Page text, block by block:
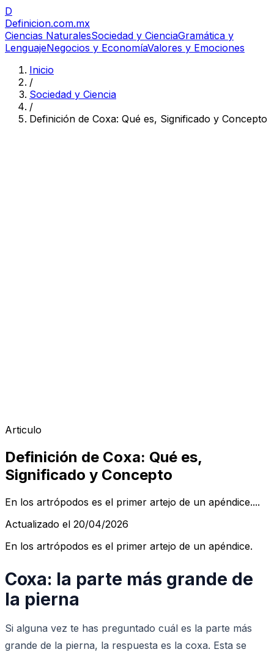
D
Definicion.com.mx
Ciencias NaturalesSociedad y CienciaGramática y
LenguajeNegocios y EconomíaValores y Emociones
Inicio
/
Sociedad y Ciencia
/
Definición de Coxa: Qué es, Significado y Concepto
Articulo
Definición de Coxa: Qué es,
Significado y Concepto
En los artrópodos es el primer artejo de un apéndice....
Actualizado el 20/04/2026
En los artrópodos es el primer artejo de un apéndice.
Coxa: la parte más grande de
la pierna
Si alguna vez te has preguntado cuál es la parte más
grande de la pierna, la respuesta es la coxa. Esta se